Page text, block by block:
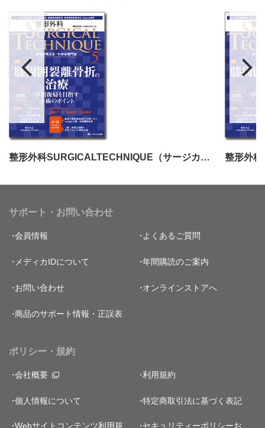
整形外科SURGICALTECHNIQUE（サージカルテクニック）2024年5号
サポート・お問い合わせ
会員情報 よくあるご質問
メディカIDについて 年間購読のご案内
お問い合わせ オンラインストアへ
商品のサポート情報・正誤表
ポリシー・規約
会社概要 利用規約
個人情報について 特定商取引法に基づく表記
Webサイトコンテンツ利用規 セキュリティーポリシーお